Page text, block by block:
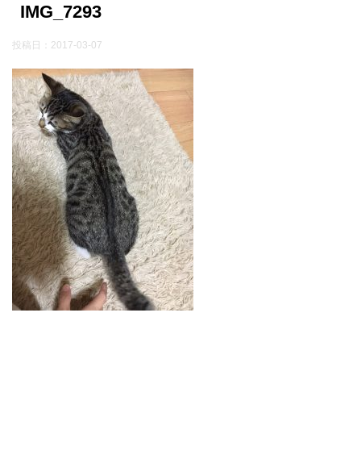
IMG_7293
投稿日： 2017-03-07